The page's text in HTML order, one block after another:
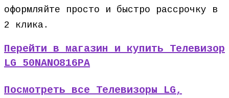
оформляйте просто и быстро рассрочку в
2 клика.
Перейти в магазин и купить Телевизор
LG 50NANO816PA
Посмотреть все Телевизоры LG,